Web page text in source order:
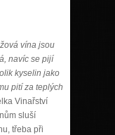
vína jsou
navíc se pijí
kyselin jako
pití za teplých
Vinařství
sluší
třeba při